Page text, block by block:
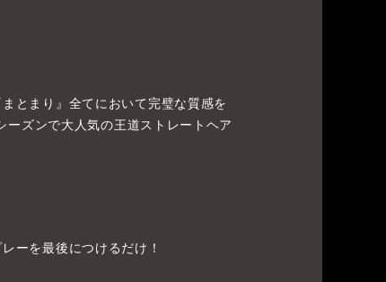
とまり』全てにおいて完璧な質感を
ズンで大人気の王道ストレートヘア
ーを最後につけるだけ！